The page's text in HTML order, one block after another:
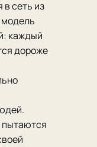
в сеть из
модель
каждый
дороже